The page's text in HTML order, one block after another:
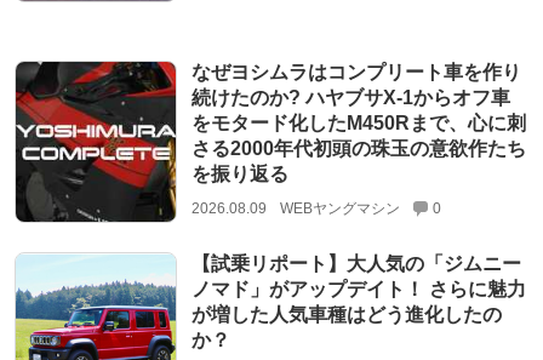
なぜヨシムラはコンプリート車を作り
続けたのか? ハヤブサX-1からオフ車
をモタード化したM450Rまで、心に刺
さる2000年代初頭の珠玉の意欲作たち
を振り返る
2026.08.09 WEBヤングマシン 0
【試乗リポート】大人気の「ジムニー
ノマド」がアップデイト！ さらに魅力
が増した人気車種はどう進化したの
か？